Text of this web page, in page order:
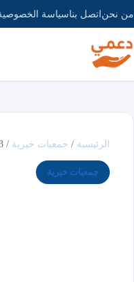
من نحناتصل بناسياسة
الرئيسية / جمعيات خيرية / 3 جامعات تقدم منح
جمعيات خيرية